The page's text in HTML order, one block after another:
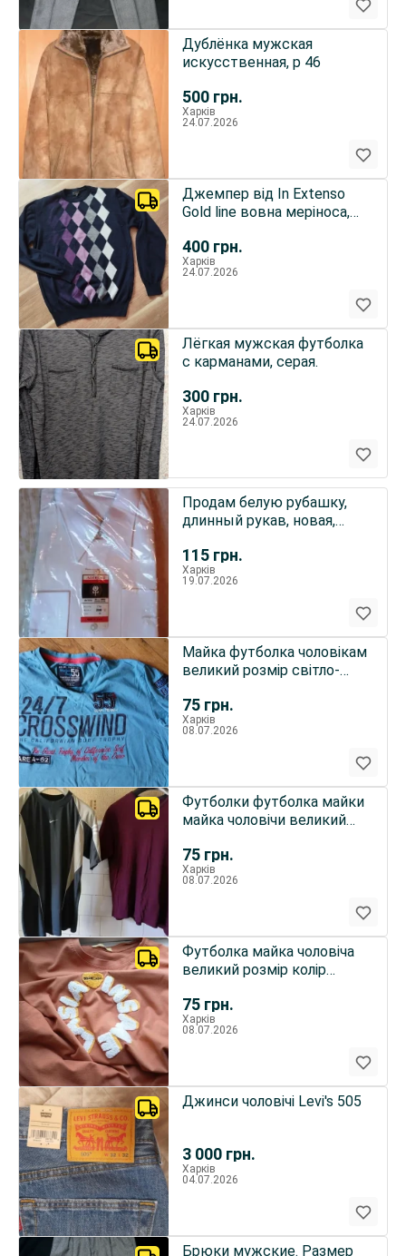
500 грн.
Дублёнка мужская
искусственная, р 46
Харків
24.07.2026
400 грн.
Джемпер від In Extenso
Gold line вовна меріноса,
Харків
24.07.2026
300 грн.
Лёгкая мужская футболка
с карманами, серая.
Харків
24.07.2026
115 грн.
Продам белую рубашку,
длинный рукав, новая,
Харків
19.07.2026
75 грн.
Майка футболка чоловікам
великий розмір світло-
Харків
08.07.2026
75 грн.
Футболки футболка майки
майка чоловічи великий
Харків
08.07.2026
75 грн.
Футболка майка чоловіча
великий розмір колір
Харків
08.07.2026
3 000 грн.
Джинси чоловічі Levi's 505
Харків
04.07.2026
Брюки мужские. Размер